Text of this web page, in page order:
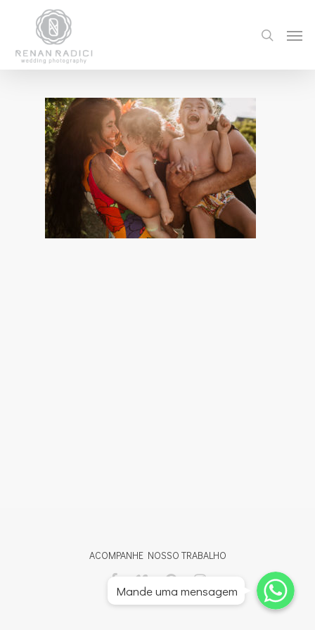
ACOMPANHE NOSSO TRABALHO
Whatsapp
Whatsapp
Whatsapp
Mande uma mensagem